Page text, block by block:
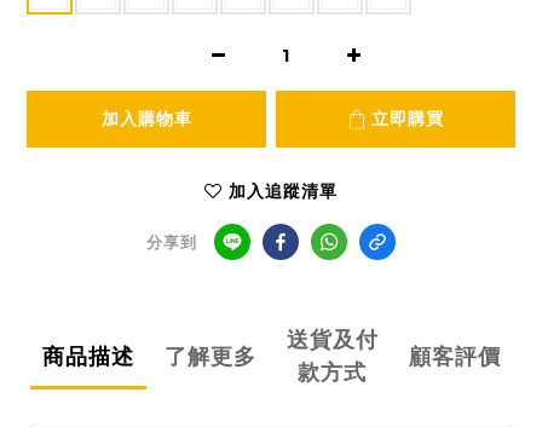
加入購物車 立即購買
加入追蹤清單
分享到
商品描述 了解更多
送貨及付
款方式
顧客評價